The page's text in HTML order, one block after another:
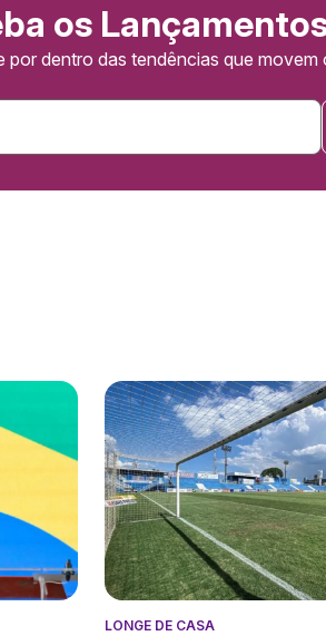
os
por dentro das tendências que movem
LONGE DE CASA